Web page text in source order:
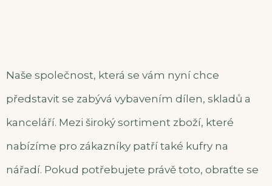
Naše společnost, která se vám nyní chce
představit se zabývá vybavením dílen, skladů a
kanceláří. Mezi široký sortiment zboží, které
nabízíme pro zákazníky patří také kufry na
nářadí. Pokud potřebujete právě toto, obraťte se